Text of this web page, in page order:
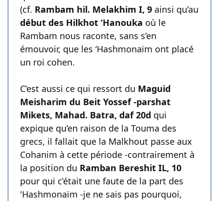
(cf. Rambam hil. Melakhim I, 9 ainsi qu’au
début des Hilkhot ‘Hanouka où le
Rambam nous raconte, sans s’en
émouvoir, que les ‘Hashmonaïm ont placé
un roi cohen.
C’est aussi ce qui ressort du Maguid
Meisharim du Beit Yossef -parshat
Mikets, Mahad. Batra, daf 20d qui
expique qu’en raison de la Touma des
grecs, il fallait que la Malkhout passe aux
Cohanim à cette période -contrairement à
la position du Ramban Bereshit IL, 10
pour qui c’était une faute de la part des
'Hashmonaïm -je ne sais pas pourquoi,